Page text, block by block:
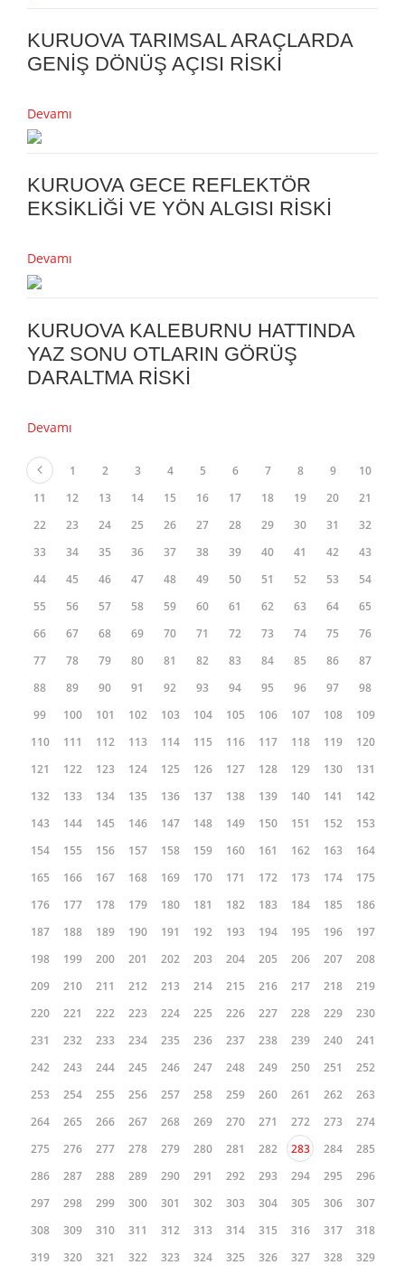
KURUOVA TARIMSAL ARAÇLARDA
GENİŞ DÖNÜŞ AÇISI RİSKİ
Devamı
KURUOVA GECE REFLEKTÖR
EKSİKLİĞİ VE YÖN ALGISI RİSKİ
Devamı
KURUOVA KALEBURNU HATTINDA
YAZ SONU OTLARIN GÖRÜŞ
DARALTMA RİSKİ
Devamı
1 2 3 4 5 6 7 8 9
10
11
12 13 14 15 16 17 18 19 20
21
22
23 24 25 26 27 28 29 30 31
32
33
34 35 36 37 38 39 40 41 42
43
44
45 46 47 48 49 50 51 52 53
54
55
56 57 58 59 60 61 62 63 64
65
66
67 68 69 70 71 72 73 74 75
76
77
78 79 80 81 82 83 84 85 86
87
88
89 90 91 92 93 94 95 96 97
98
99
100 101 102 103 104 105 106 107 108
109
110
111 112 113 114 115 116 117 118 119
120
121
122 123 124 125 126 127 128 129 130
131
132
133 134 135 136 137 138 139 140 141
142
143
144 145 146 147 148 149 150 151 152
153
154
155 156 157 158 159 160 161 162 163
164
165
166 167 168 169 170 171 172 173 174
175
176
177 178 179 180 181 182 183 184 185
186
187
188 189 190 191 192 193 194 195 196
197
198
199 200 201 202 203 204 205 206 207
208
209
210 211 212 213 214 215 216 217 218
219
220
221 222 223 224 225 226 227 228 229
230
231
232 233 234 235 236 237 238 239 240
241
242
243 244 245 246 247 248 249 250 251
252
253
254 255 256 257 258 259 260 261 262
263
264
265 266 267 268 269 270 271 272 273
274
275
276 277 278 279 280 281 282 283 284
285
286
287 288 289 290 291 292 293 294 295
296
297
298 299 300 301 302 303 304 305 306
307
308
309 310 311 312 313 314 315 316 317
318
319
320 321 322 323 324 325 326 327 328 329